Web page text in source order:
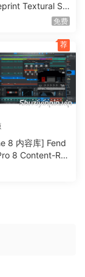
these sounds
but will
style of music.
consisting of two
percussion
are more
beats and
contains a
rack with
that again
Textural Sa
Experiments)
免费
8 内容库] Fend
8 Content-R2
荐